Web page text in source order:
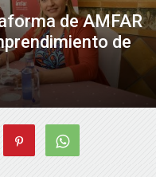
de AMFAR
de